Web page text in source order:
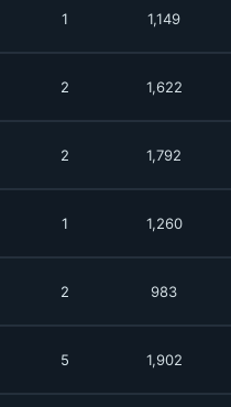
1 1,149
2 1,622
2 1,792
1 1,260
2 983
5 1,902